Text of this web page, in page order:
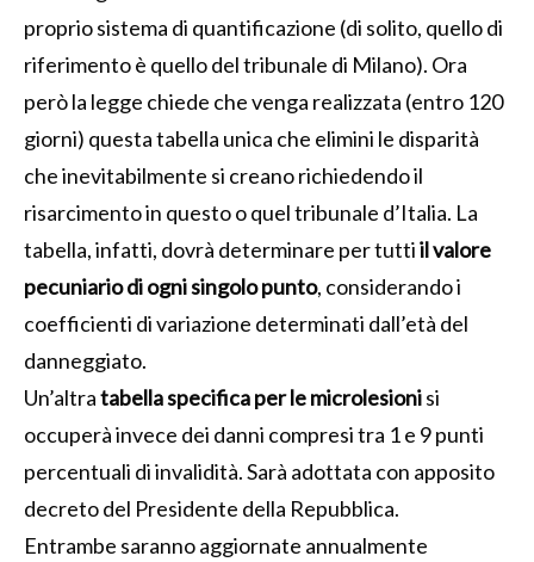
proprio sistema di quantificazione (di solito, quello di
riferimento è quello del tribunale di Milano). Ora
però la legge chiede che venga realizzata (entro 120
giorni) questa tabella unica che elimini le disparità
che inevitabilmente si creano richiedendo il
risarcimento in questo o quel tribunale d’Italia. La
tabella, infatti, dovrà determinare per tuttiil valore
pecuniario di ogni singolo punto, considerando i
coefficienti di variazione determinati dall’età del
danneggiato.
Un’altratabella specifica per le microlesionisi
occuperà invece dei danni compresi tra 1 e 9 punti
percentuali di invalidità. Sarà adottata con apposito
decreto del Presidente della Repubblica.
Entrambe saranno aggiornate annualmente